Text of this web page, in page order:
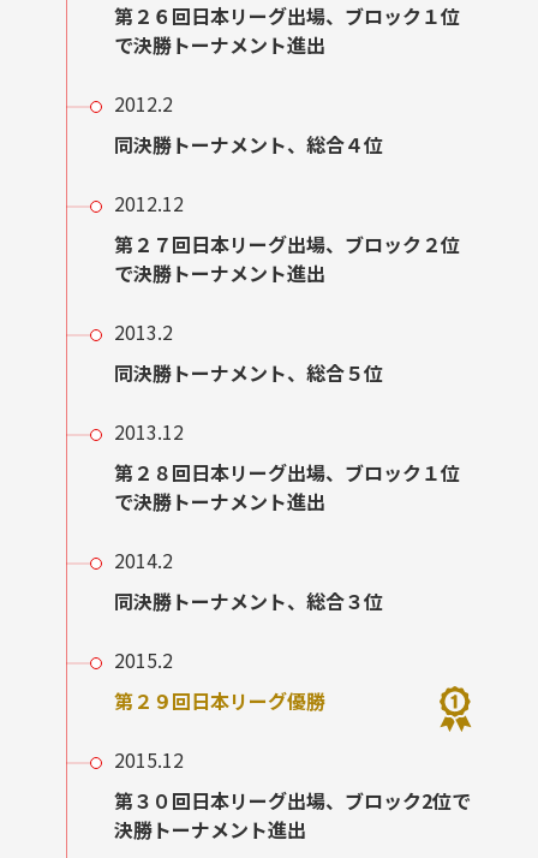
第２６回日本リーグ出場、ブロック１位
で決勝トーナメント進出
2012.2
同決勝トーナメント、総合４位
2012.12
第２７回日本リーグ出場、ブロック２位
で決勝トーナメント進出
2013.2
同決勝トーナメント、総合５位
2013.12
第２８回日本リーグ出場、ブロック１位
で決勝トーナメント進出
2014.2
同決勝トーナメント、総合３位
2015.2
第２９回日本リーグ優勝
2015.12
第３０回日本リーグ出場、ブロック2位で
決勝トーナメント進出